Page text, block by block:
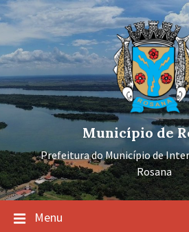
Ir
para
conteúdo
Pular
para
navegação
principal
Pular
para
rodapé
Município de
Prefeitura do Município de
Rosana
Menu